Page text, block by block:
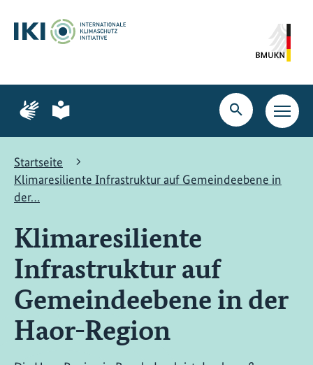
Hauptinhalt
springen
Suche
springen
Hauptnavigation
springen
Zur
Seite
Gebärdensprache
Zur
Seite
leichte
Suche
öffnen
Startseite
Klimaresiliente Infrastruktur auf Gemeindeebene in
der…
Klimaresiliente
Infrastruktur auf
Gemeindeebene in der
Haor-Region